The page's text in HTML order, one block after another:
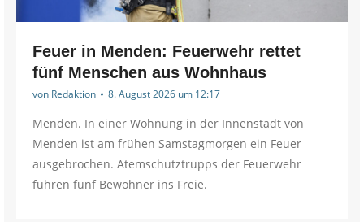
Feuer in Menden: Feuerwehr rettet
fünf Menschen aus Wohnhaus
von Redaktion 8. August 2026 um 12:17
Menden. In einer Wohnung in der Innenstadt von
Menden ist am frühen Samstagmorgen ein Feuer
ausgebrochen. Atemschutztrupps der Feuerwehr
führen fünf Bewohner ins Freie.